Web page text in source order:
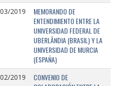
2019
MEMORANDO DE
ENTENDIMIENTO ENTRE LA
UNIVERSIDAD FEDERAL DE
UBERLÂNDIA (BRASIL) Y LA
UNIVERSIDAD DE MURCIA
(ESPAÑA)
2019
CONVENIO DE